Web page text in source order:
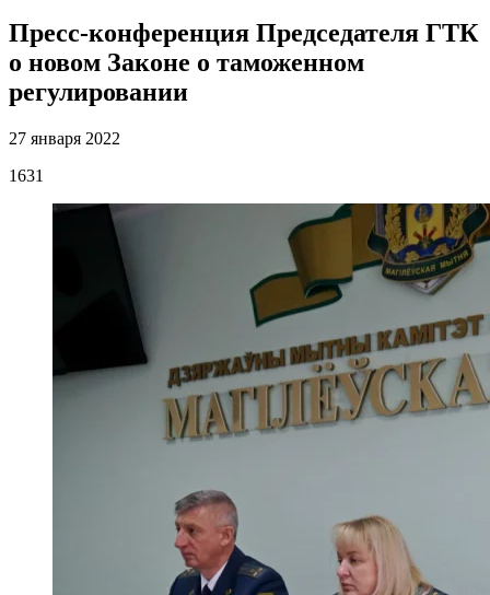
Пресс-конференция Председателя ГТК
о новом Законе о таможенном
регулировании
27 января 2022
1631